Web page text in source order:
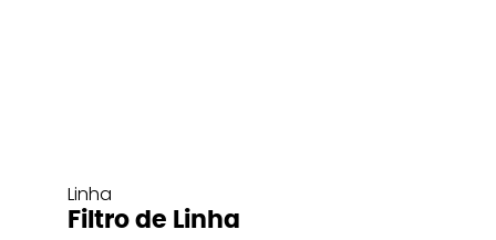
Linha
Filtro de Linha